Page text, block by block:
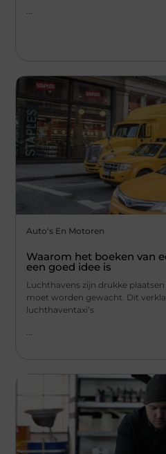
Auto's En Motoren
Waarom het boeken van
een goed idee is
Luchthavens zijn drukke
moet worden gewacht. Dit
luchthaventaxi’s